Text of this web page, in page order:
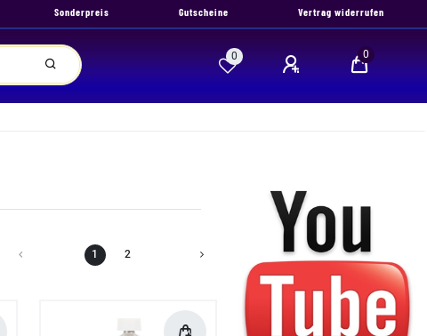
Sonderpreis Gutscheine Vertrag widerrufen
0 0
1 2